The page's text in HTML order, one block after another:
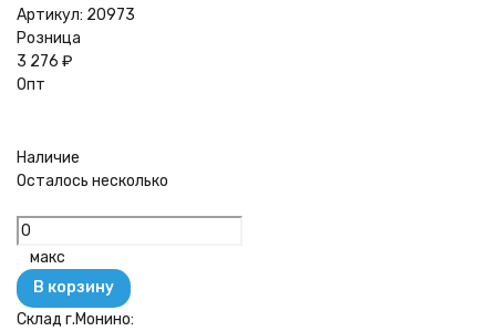
Артикул: 20973
Розница
3 276 ₽
Опт
Наличие
Осталось несколько
макс
В корзину
Склад г.Монино: